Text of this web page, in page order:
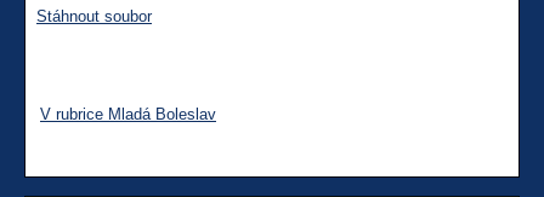
Stáhnout soubor
V rubrice Mladá Boleslav